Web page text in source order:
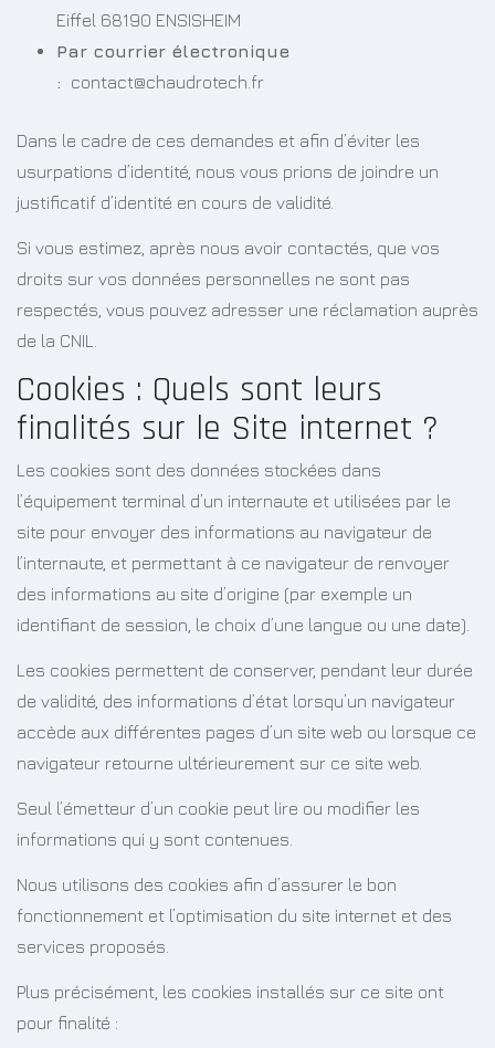
Eiffel 68190 ENSISHEIM
Par courrier électronique
:
contact@chaudrotech.fr
Dans le cadre de ces demandes et afin d’éviter les
usurpations d’identité, nous vous prions de joindre un
justificatif d’identité en cours de validité.
Si vous estimez, après nous avoir contactés, que vos
droits sur vos données personnelles ne sont pas
respectés, vous pouvez adresser une réclamation auprès
de la CNIL.
Cookies : Quels sont leurs
finalités sur le Site internet ?
Les cookies sont des données stockées dans
l’équipement terminal d’un internaute et utilisées par le
site pour envoyer des informations au navigateur de
l’internaute, et permettant à ce navigateur de renvoyer
des informations au site d’origine (par exemple un
identifiant de session, le choix d’une langue ou une date).
Les cookies permettent de conserver, pendant leur durée
de validité, des informations d’état lorsqu’un navigateur
accède aux différentes pages d’un site web ou lorsque ce
navigateur retourne ultérieurement sur ce site web.
Seul l’émetteur d’un cookie peut lire ou modifier les
informations qui y sont contenues.
Nous utilisons des cookies afin d’assurer le bon
fonctionnement et l’optimisation du site internet et des
services proposés.
Plus précisément, les cookies installés sur ce site ont
pour finalité :